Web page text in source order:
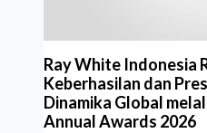
Ray White Indonesia
Keberhasilan dan
Dinamika Global
Annual Awards 2026